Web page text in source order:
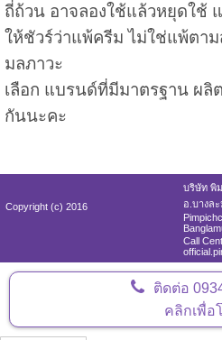
ถี่ถ้วน อาจลองใช้แล้วหยุดใช้
ให้ชัวร์ว่าแพ้ครีม ไม่ใช่แพ้ตา
มลภาวะ
เลือก แบรนด์ที่มีมาตรฐาน ผลิ
กันนะคะ
Copyright (c) 2016
บริษัท พิ
อ.บางล
Call
ติดต่อ
คลิกเพื่อ